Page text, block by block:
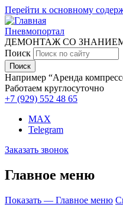
Перейти к основному
Пневмопортал
ДЕМОНТАЖ СО
Поиск
Например “Аренда
Работаем круглосуточно
+7 (929) 552 48 65
MAX
Telegram
Заказать звонок
Главное меню
Показать — Главное меню